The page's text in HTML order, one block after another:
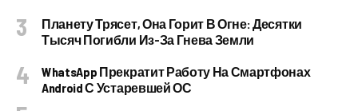
Планету Трясет, Она Горит В Огне: Десятки
Тысяч Погибли Из-За Гнева Земли
WhatsApp Прекратит Работу На Смартфонах
Android С Устаревшей ОС